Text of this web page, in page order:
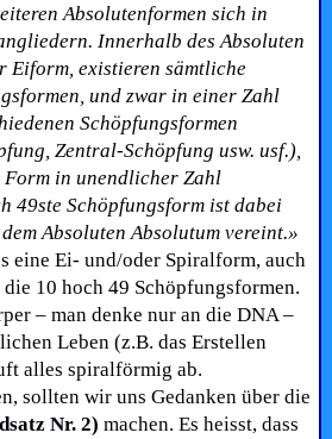
Absolutenformen sich in
Innerhalb des Absoluten
Eiform, existieren sämtliche
und zwar in einer Zahl
Schöpfungsformen
Zentral-Schöpfung usw. usf.),
in unendlicher Zahl
49ste Schöpfungsform ist dabei
Absoluten Absolutum vereint.»
eine Ei- und/oder Spiralform, auch
10 hoch 49 Schöpfungsformen.
– man denke nur an die DNA –
Leben (z.B. das Erstellen
alles spiralförmig ab.
sollten wir uns Gedanken über die
Nr. 2) machen. Es heisst, dass